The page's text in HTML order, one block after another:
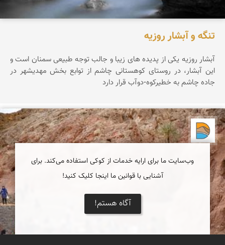
تنگه و آبشار روزیه
آبشار روزيه يکی از پديده های زيبا و جالب توجه طبيعی سمنان است و
اين آبشار، در روستای کوهستانی چاشم از توابع بخش مهديشهر در
جاده چاشم به خطیرکوه-دوآب قرار دارد
دریاچه کویر
وب‌سایت ما برای ارایه خدمات از کوکی استفاده می‌کند. برای
آشنایی با قوانین ما اینجا کلیک کنید!
آگاه هستم!